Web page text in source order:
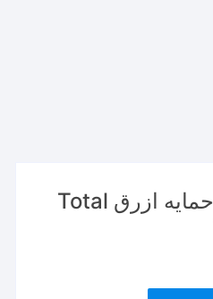
tsp2608 خوذه حمايه ازرق Total